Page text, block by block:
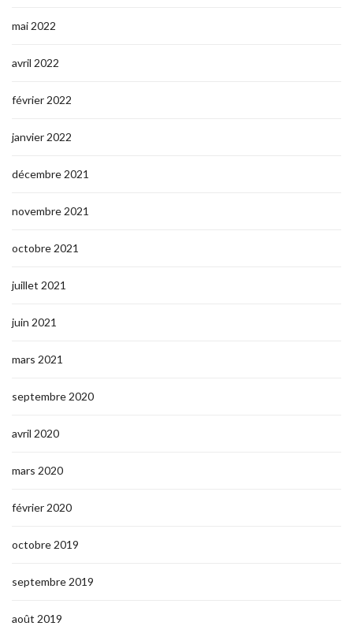
mai 2022
avril 2022
février 2022
janvier 2022
décembre 2021
novembre 2021
octobre 2021
juillet 2021
juin 2021
mars 2021
septembre 2020
avril 2020
mars 2020
février 2020
octobre 2019
septembre 2019
août 2019